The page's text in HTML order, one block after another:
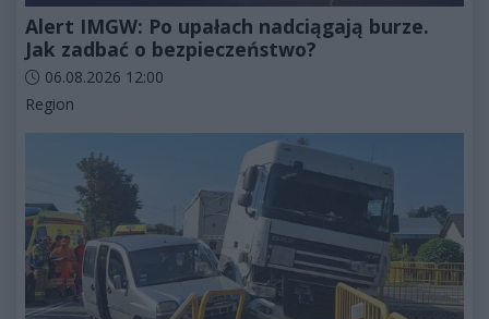
Alert IMGW: Po upałach nadciągają burze.
Jak zadbać o bezpieczeństwo?
Data dodania artykułu:
06.08.2026 12:00
Kategorie artykułu:
Region